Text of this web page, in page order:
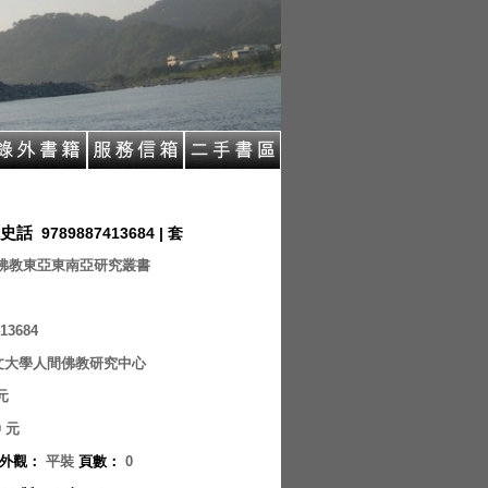
話 9789887413684 | 套
教東亞東南亞研究叢書
大學人間佛教研究中心
元
外觀 ： 平裝 頁數 ： 0